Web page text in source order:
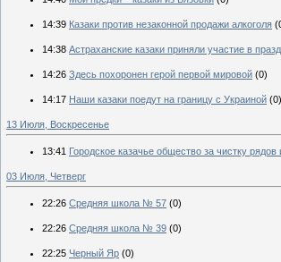
14:39 Казаки против незаконной продажи алкоголя
14:38 Астраханские казаки приняли участие в
14:26 Здесь похоронен герой первой мировой (0)
14:17 Наши казаки поедут на границу с Украиной (0)
13 Июля, Воскресенье
13:41 Городское казачье общество за чистку рядов
03 Июля, Четверг
22:26 Средняя школа № 57 (0)
22:26 Средняя школа № 39 (0)
22:25 Черный Яр (0)